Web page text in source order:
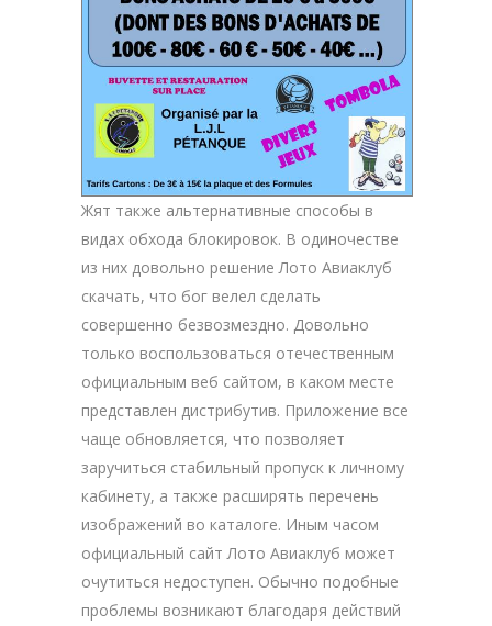
Жят также альтернативные способы в
видах обхода блокировок. В одиночестве
из них довольно решение Лото Авиаклуб
скачать, что бог велел сделать
совершенно безвозмездно. Довольно
только воспользоваться отечественным
официальным веб сайтом, в каком месте
представлен дистрибутив. Приложение все
чаще обновляется, что позволяет
заручиться стабильный пропуск к личному
кабинету, а также расширять перечень
изображений во каталоге. Иным часом
официальный сайт Лото Авиаклуб может
очутиться недоступен. Обычно подобные
проблемы возникают благодаря действий